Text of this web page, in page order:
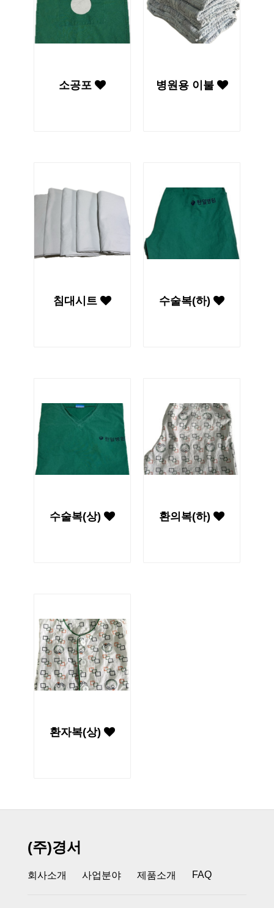
소공포 병원용 이불
침대시트 수술복(하)
수술복(상) 환의복(하)
환자복(상)
(주)경서
회사소개 사업분야 제품소개 FAQ